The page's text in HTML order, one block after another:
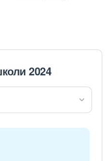
2024